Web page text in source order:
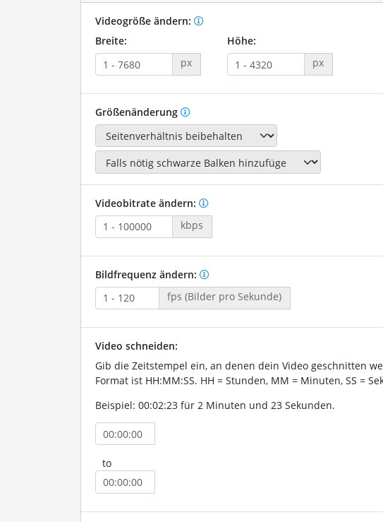
Videogröße ändern:
Breite:
px
Höhe:
px
Größenänderung
Videobitrate ändern:
kbps
Bildfrequenz ändern:
fps (Bilder pro Sekunde)
Video schneiden:
Gib die Zeitstempel ein, an denen dein Video geschnitten
Format ist HH:MM:SS. HH = Stunden, MM = Minuten, SS =
Beispiel: 00:02:23 für 2 Minuten und 23 Sekunden.
to